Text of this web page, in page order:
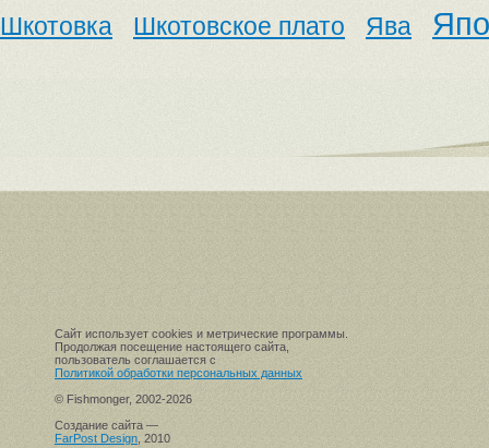
Шкотовка
Шкотовское плато Ява
Сайт использует cookies и метрические программы.
Продолжая посещение настоящего сайта,
пользователь соглашается с
Политикой обработки персональных данных
© Fishmonger, 2002-2026
Создание сайта —
FarPost Design , 2010